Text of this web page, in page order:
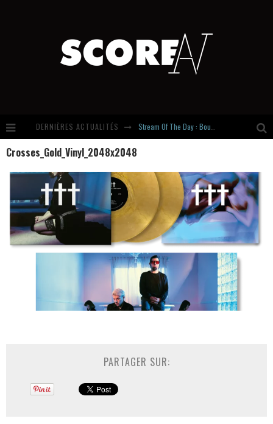
DERNIÈRES ACTUALITÉS
Hardcore, Actually. Meet Cút Lộn
Introducing Newcomer : Gudewife
Crosses_Gold_Vinyl_2048x2048
PARTAGER SUR: